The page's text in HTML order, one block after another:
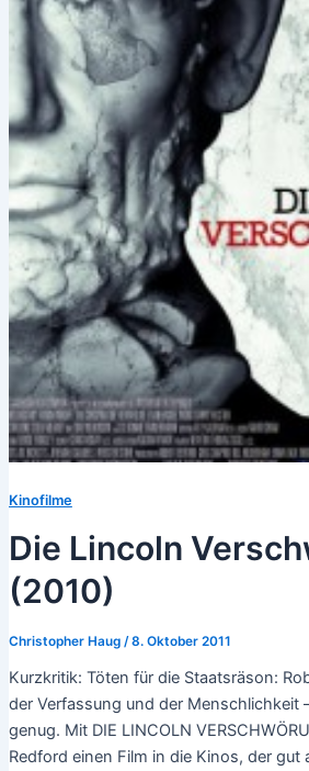
Kinofilme
Die Lincoln
(2010)
Christopher Haug /8. Oktober 2011
Kurzkritik: Töten für die Staatsräson:
der Verfassung und der Menschlichkeit
genug. Mit DIE LINCOLN
Redford einen Film in die Kinos, der gut